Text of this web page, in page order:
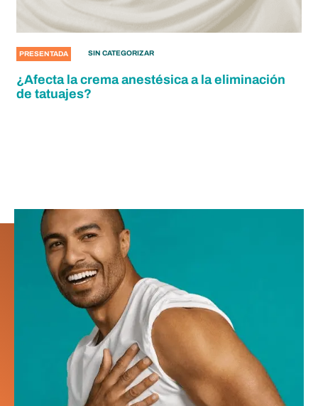
PRESENTADA SIN CATEGORIZAR
¿Afecta la crema anestésica a la eliminación
de tatuajes?